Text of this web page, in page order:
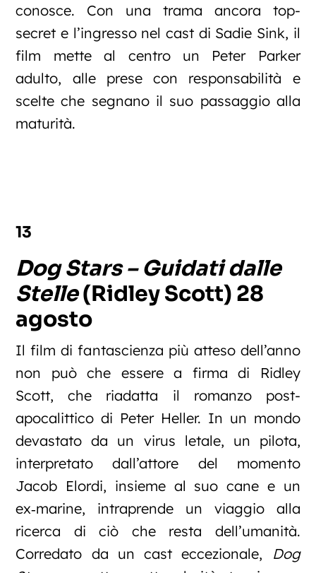
conosce. Con una trama ancora top-
secret e l’ingresso nel cast di Sadie Sink, il
film mette al centro un Peter Parker
adulto, alle prese con responsabilità e
scelte che segnano il suo passaggio alla
maturità.
13
Dog Stars – Guidati dalle
Stelle(Ridley Scott) 28
agosto
Il film di fantascienza più atteso dell’anno
non può che essere a firma di Ridley
Scott, che riadatta il romanzo post-
apocalittico di Peter Heller. In un mondo
devastato da un virus letale, un pilota,
interpretato dall’attore del momento
Jacob Elordi, insieme al suo cane e un
ex‑marine, intraprende un viaggio alla
ricerca di ciò che resta dell’umanità.
Corredato da un cast eccezionale, Dog